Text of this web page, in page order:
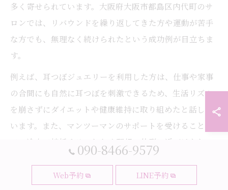
多く寄せられています。大阪府大阪市都島区内代町のサ
ロンでは、リバウンドを繰り返してきた方や運動が苦手
な方でも、無理なく続けられたという成功例が目立ちま
す。
例えば、耳つぼジュエリーを利用した方は、仕事や家事
の合間にも自然に耳つぼを刺激できるため、生活リズム
を崩さずにダイエットや健康維持に取り組めたと話して
います。また、マンツーマンのサポートを受けること
で、途中で挫折することなく理想の体型に近づけたとい
う感想もあります。
このような体験談は、これから耳つぼ施術を始める方に
090-8466-9579
Web予約 LINE予約